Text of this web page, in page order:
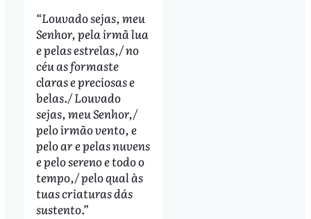
“Louvado sejas, meu
Senhor, pela irmã lua
e pelas estrelas,/ no
céu as formaste
claras e preciosas e
belas./ Louvado
sejas, meu Senhor,/
pelo irmão vento, e
pelo ar e pelas nuvens
e pelo sereno e todo o
tempo,/ pelo qual às
tuas criaturas dás
sustento.”